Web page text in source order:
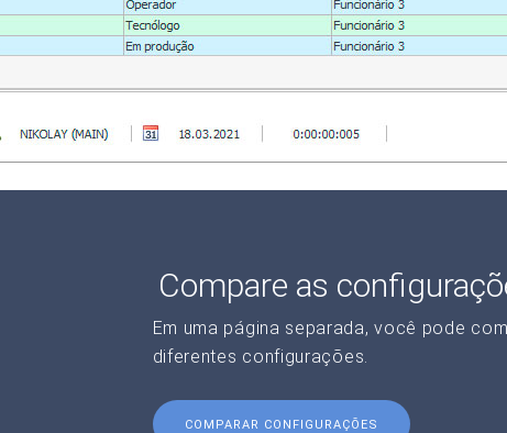
Compare as
Em uma página separada, você pode
diferentes configurações.
COMPARAR CONFIGURAÇÕES